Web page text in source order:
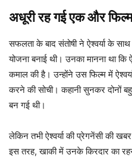
अधूरी रह गई एक और फिल्म
सफलता के बाद संतोषी ने ऐश्वर्या के
योजना बनाई थी। उनका मानना था कि
कमाल की है। उन्होंने उस फिल्म में
करने की सोची। कहानी सुनकर दोनों
बन गई थी।
लेकिन तभी ऐश्वर्या की प्रेगनेंसी की
इस तरह, खाकी में उनके किरदार का